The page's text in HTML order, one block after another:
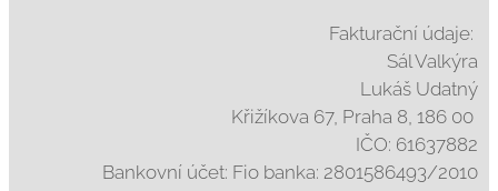
Fakturační údaje:
Sál Valkýra
Lukáš Udatný
Křižíkova 67, Praha 8, 186 00
IČO: 61637882
Bankovní účet: Fio banka: 2801586493/2010